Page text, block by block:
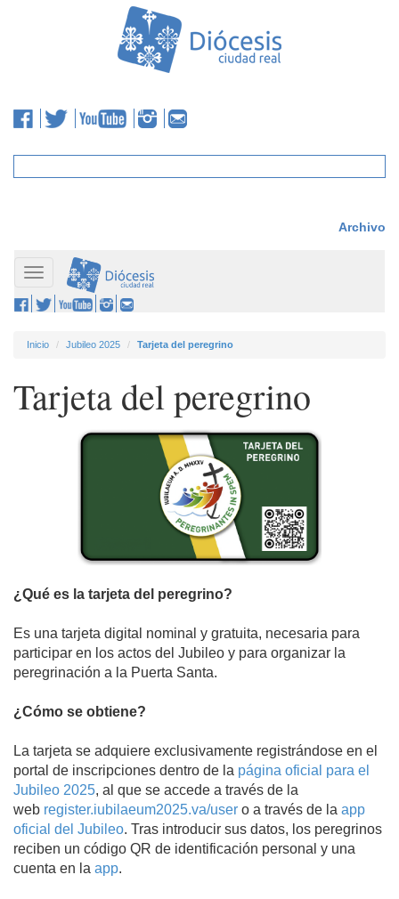
Archivo
Toggle
navigation
Inicio Jubileo 2025 Tarjeta del peregrino
Tarjeta del peregrino
¿Qué es la tarjeta del peregrino?
Es una tarjeta digital nominal y gratuita, necesaria para
participar en los actos del Jubileo y para organizar la
peregrinación a la Puerta Santa.
¿Cómo se obtiene?
La tarjeta se adquiere exclusivamente registrándose en el
portal de inscripciones dentro de la página oficial para el
Jubileo 2025, al que se accede a través de la
web register.iubilaeum2025.va/user o a través de la app
oficial del Jubileo. Tras introducir sus datos, los peregrinos
reciben un código QR de identificación personal y una
cuenta en la app.